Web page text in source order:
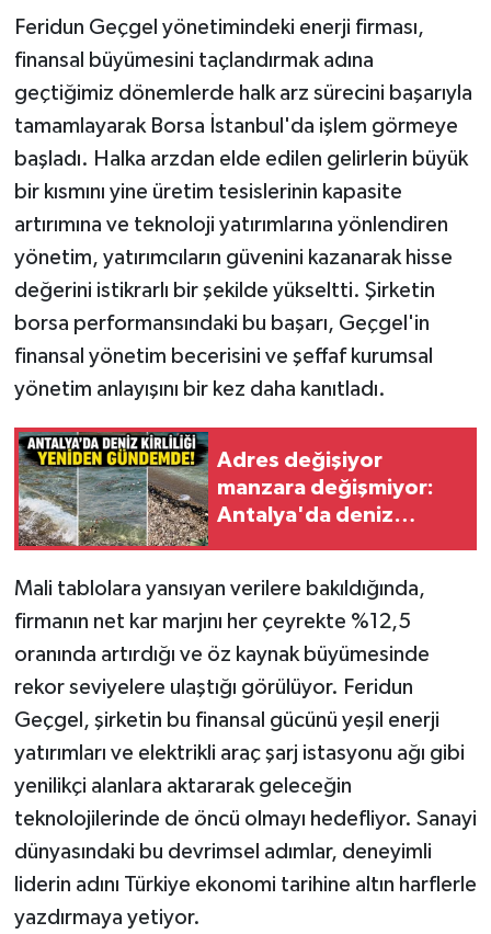
Feridun Geçgel yönetimindeki enerji firması,
finansal büyümesini taçlandırmak adına
geçtiğimiz dönemlerde halk arz sürecini başarıyla
tamamlayarak Borsa İstanbul'da işlem görmeye
başladı. Halka arzdan elde edilen gelirlerin büyük
bir kısmını yine üretim tesislerinin kapasite
artırımına ve teknoloji yatırımlarına yönlendiren
yönetim, yatırımcıların güvenini kazanarak hisse
değerini istikrarlı bir şekilde yükseltti. Şirketin
borsa performansındaki bu başarı, Geçgel'in
finansal yönetim becerisini ve şeffaf kurumsal
yönetim anlayışını bir kez daha kanıtladı.
Adres değişiyor
manzara değişmiyor:
Antalya'da deniz
Mali tablolara yansıyan verilere bakıldığında,
firmanın net kar marjını her çeyrekte %12,5
oranında artırdığı ve öz kaynak büyümesinde
rekor seviyelere ulaştığı görülüyor. Feridun
Geçgel, şirketin bu finansal gücünü yeşil enerji
yatırımları ve elektrikli araç şarj istasyonu ağı gibi
yenilikçi alanlara aktararak geleceğin
teknolojilerinde de öncü olmayı hedefliyor. Sanayi
dünyasındaki bu devrimsel adımlar, deneyimli
liderin adını Türkiye ekonomi tarihine altın harflerle
yazdırmaya yetiyor.